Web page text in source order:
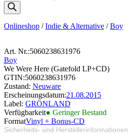
Onlineshop /Indie & Alternative /Boy
Art. Nr.:5060238631976
Boy
We Were Here (Gatefold LP+CD)
GTIN:5060238631976
Zustand: Neuware
Erscheinungsdatum:21.08.2015
Label: GRÖNLAND
Verfügbarkeit● Geringer Bestand
FormatVinyl + Bonus-CD
Sicherheits- und Herstellerinformationen